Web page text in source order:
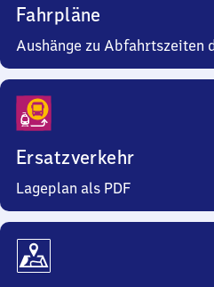
Fahrpläne
Aushänge zu Abfahrtszeiten
Ersatzverkehr
Lageplan als PDF